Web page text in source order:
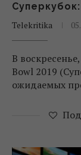
Telekritika
В
Bowl 2019
ожидаемых